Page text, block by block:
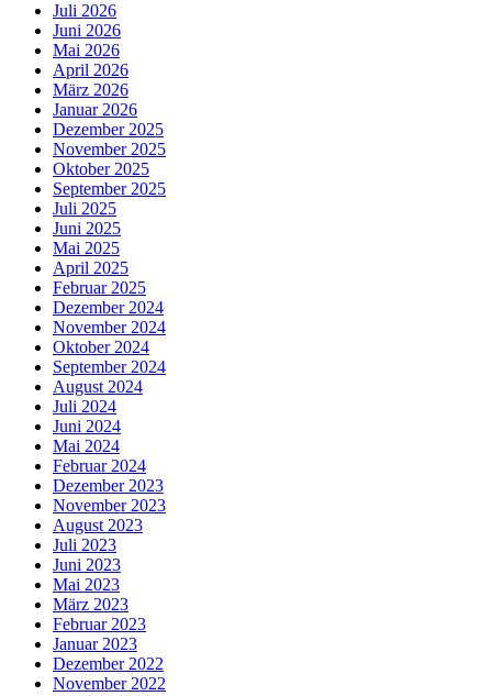
Juli 2026
Juni 2026
Mai 2026
April 2026
März 2026
Januar 2026
Dezember 2025
November 2025
Oktober 2025
September 2025
Juli 2025
Juni 2025
Mai 2025
April 2025
Februar 2025
Dezember 2024
November 2024
Oktober 2024
September 2024
August 2024
Juli 2024
Juni 2024
Mai 2024
Februar 2024
Dezember 2023
November 2023
August 2023
Juli 2023
Juni 2023
Mai 2023
März 2023
Februar 2023
Januar 2023
Dezember 2022
November 2022